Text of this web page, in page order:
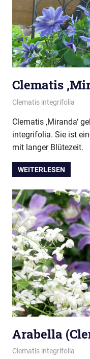
Clematis
08/08/2021
montana
Clematis integrifolia
Clematis ‚Miranda‘
integrifolia. Sie ist
mit langer Blütezeit.
WEITERLESEN
Arabella
01/08/2018
montana
Clematis integrifolia